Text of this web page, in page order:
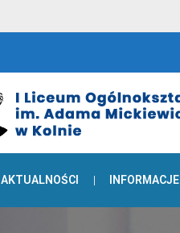
AKTUALNOŚCI INFORMACJE